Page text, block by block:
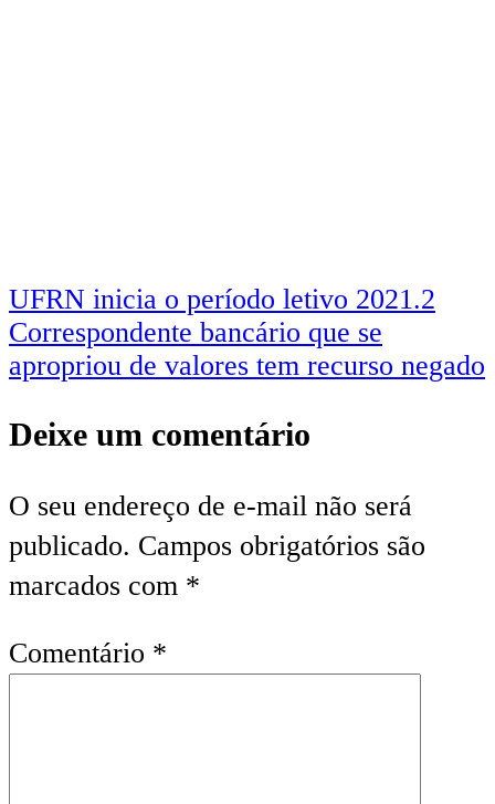
Navegação
de
UFRN inicia o período letivo 2021.2
Correspondente bancário que se
apropriou de valores tem recurso negado
Deixe um comentário
O seu endereço de e-mail não será
publicado. Campos obrigatórios são
marcados com *
Comentário *